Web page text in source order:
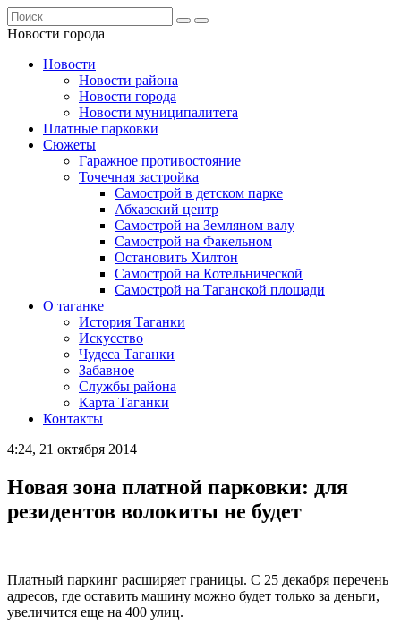
Новости города
Новости
Новости района
Новости города
Новости муниципалитета
Платные парковки
Сюжеты
Гаражное противостояние
Точечная застройка
Самострой в детском парке
Абхазский центр
Самострой на Земляном валу
Самострой на Факельном
Остановить Хилтон
Самострой на Котельнической
Самострой на Таганской площади
О таганке
История Таганки
Искусство
Чудеса Таганки
Забавное
Службы района
Карта Таганки
Контакты
4:24, 21 октября 2014
Новая зона платной парковки: для
резидентов волокиты не будет
Платный паркинг расширяет границы. С 25 декабря перечень
адресов, где оставить машину можно будет только за деньги,
увеличится еще на 400 улиц.